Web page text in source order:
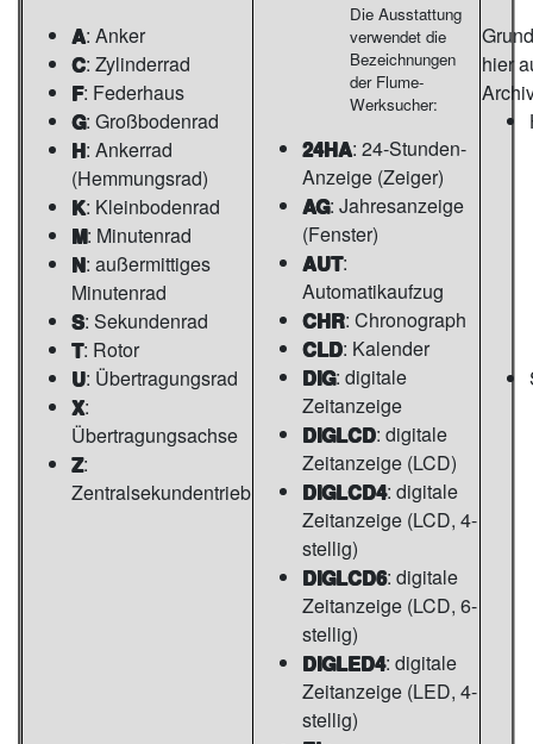
A: Anker
C: Zylinderrad
F: Federhaus
G: Großbodenrad
H: Ankerrad
(Hemmungsrad)
K: Kleinbodenrad
M: Minutenrad
N: außermittiges
Minutenrad
S: Sekundenrad
T: Rotor
U: Übertragungsrad
X:
Übertragungsachse
Z:
Zentralsekundentrieb
Die Ausstattung
verwendet die
Bezeichnungen
der Flume-
Werksucher:
24HA: 24-Stunden-
Anzeige (Zeiger)
AG: Jahresanzeige
(Fenster)
AUT:
Automatikaufzug
CHR: Chronograph
CLD: Kalender
DIG: digitale
Zeitanzeige
DIGLCD: digitale
Zeitanzeige (LCD)
DIGLCD4: digitale
Zeitanzeige (LCD, 4-
stellig)
DIGLCD6: digitale
Zeitanzeige (LCD, 6-
stellig)
DIGLED4: digitale
Zeitanzeige (LED, 4-
stellig)
hier